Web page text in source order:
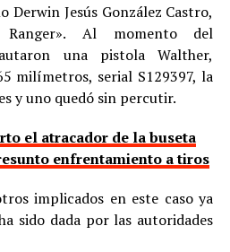
Derwin Jesús González Castro,
Al momento del
una pistola Walther,
milímetros, serial S129397, la
y uno quedó sin percutir.
el atracador de la buseta
enfrentamiento a tiros
implicados en este caso ya
sido dada por las autoridades